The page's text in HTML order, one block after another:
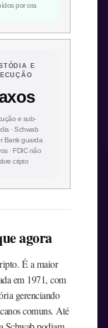
por ora
E
e sub-
· Schwab
Bank guarda
· FDIC não
cripto
agora
É a maior
em 1971, com
gerenciando
comuns. Até